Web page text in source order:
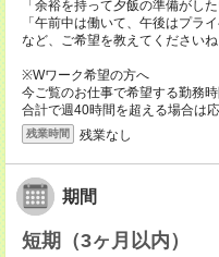
「余裕を持って夕飯の準備がした
「午前中は働いて、午後はプラ
など、ご希望を教えてくださいね
※Wワーク希望の方へ
今ご覧のお仕事で希望する勤務
合計で週40時間を超える場合は応
残業時間 残業なし
期間
短期（3ヶ月以内）